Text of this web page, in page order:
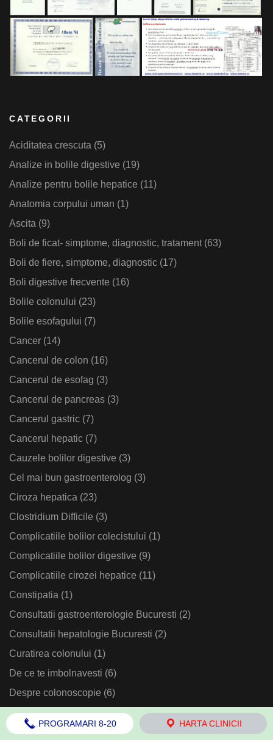
CATEGORII
Aciditatea crescuta (5)
Analize in bolile digestive (19)
Analize pentru bolile hepatice (11)
Anatomia corpului uman (1)
Ascita (9)
Boli de ficat- simptome, diagnostic, tratament(63)
Boli de fiere, simptome, diagnostic (17)
Boli digestive frecvente (16)
Bolile colonului (23)
Bolile esofagului (7)
Cancer (14)
Cancerul de colon (16)
Cancerul de esofag (3)
Cancerul de pancreas (3)
Cancerul gastric (7)
Cancerul hepatic (7)
Cauzele bolilor digestive (3)
Cel mai bun gastroenterolog (3)
Ciroza hepatica (23)
Clostridium Difficile (3)
Complicatiile bolilor colecistului (1)
Complicatiile bolilor digestive (9)
Complicatiile cirozei hepatice (11)
Constipatia (1)
Consultatii gastroenterologie Bucuresti (2)
Consultatii hepatologie Bucuresti (2)
Curatirea colonului (1)
De ce te imbolnavesti (6)
Despre colonoscopie (6)
Detoxifierea organismului(2)
Diagnostice medicale(4)
PROGRAMARI 8-20 HARTA CLINICII